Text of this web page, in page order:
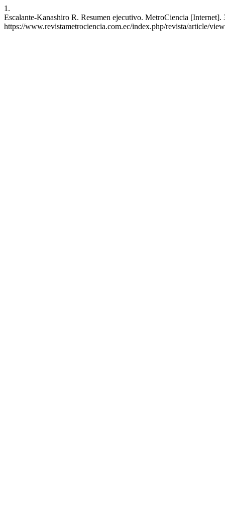
1.
Escalante-Kanashiro R. Resumen ejecutivo. MetroCiencia
https://www.revistametrociencia.com.ec/index.php/revista/article/